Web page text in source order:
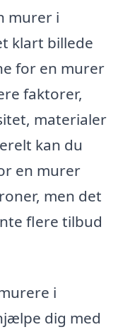
murer i
klart billede
for en murer
faktorer,
materialer
kan du
en murer
men det
flere tilbud
i
dig med